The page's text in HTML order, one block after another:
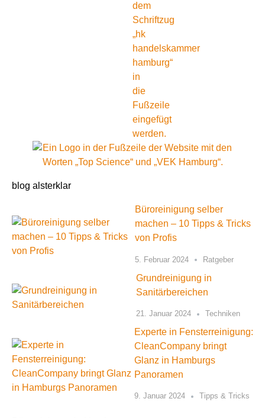
blog alsterklar
Büroreinigung selber
machen – 10 Tipps & Tricks
von Profis
5. Februar 2024 Ratgeber
Grundreinigung in
Sanitärbereichen
21. Januar 2024 Techniken
Experte in Fensterreinigung:
CleanCompany bringt
Glanz in Hamburgs
Panoramen
9. Januar 2024 Tipps & Tricks